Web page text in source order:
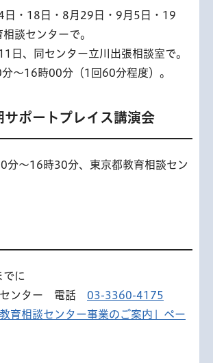
日・18日・8月29日・9月5日・19
談センターで。
日、同センター立川出張相談室で。
～16時00分（1回60分程度）。
サポートプレイス講演会
分～16時30分、東京都教育相談セン
でに
センター 電話 03-3360-4175
教育相談センター事業のご案内」ペー